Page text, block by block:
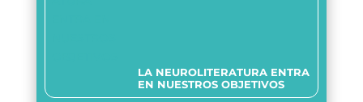
LA NEUROLITERATURA ENTRA
EN NUESTROS OBJETIVOS
Somos transparentes